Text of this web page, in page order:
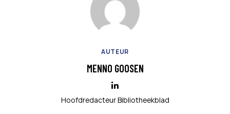
AUTEUR
MENNO GOOSEN
Hoofdredacteur Bibliotheekblad